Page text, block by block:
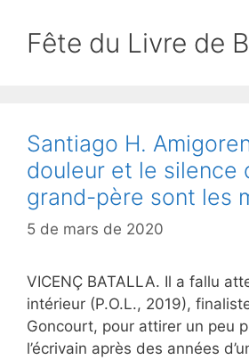
Fête du Livre de
Santiago H.
douleur et le silence
grand-père sont les
5 de mars de 2020
VICENÇ BATALLA. Il a fallu
intérieur (P.O.L., 2019),
Goncourt, pour attirer un peu
l’écrivain après des années